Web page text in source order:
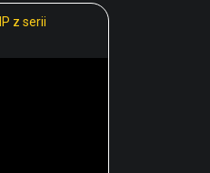
z serii